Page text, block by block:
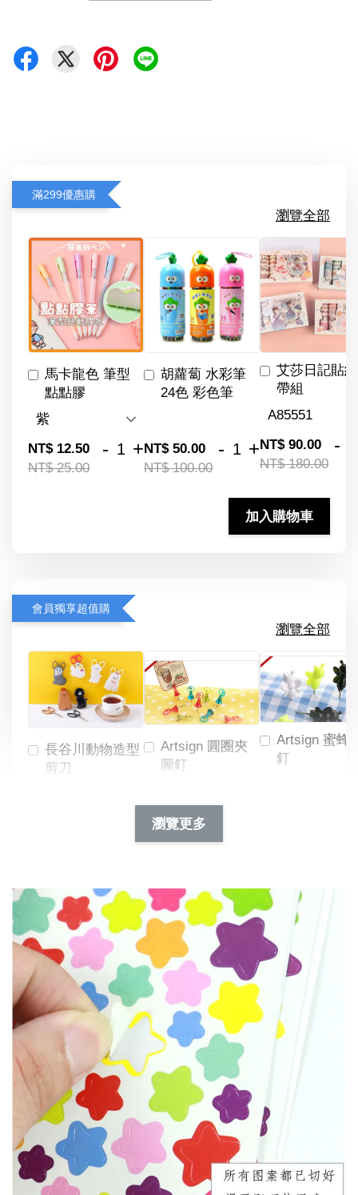
滿299優惠購
瀏覽全部
馬卡龍色 筆型
點點膠
NT$ 12.50
NT$ 25.00
- +
胡蘿蔔 水彩筆
24色 彩色筆
NT$ 50.00
NT$ 100.00
- +
艾莎日記貼
帶組
NT$ 90.00
NT$ 180.00
-
加入購物車
會員獨享超值購
瀏覽全部
長谷川動物造型
剪刀
Artsign 圓圈夾
圖釘
NT$ 19.00
NT$ 66.00
Artsign 蜜蜂
釘
加入購物車
瀏覽更多